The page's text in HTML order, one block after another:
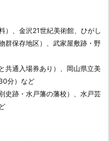
）、金沢21世紀美術館、ひがし
群保存地区）、武家屋敷跡・野
共通入場券あり）、岡山県立美
分）など
史跡・水戸藩の藩校）、水戸芸